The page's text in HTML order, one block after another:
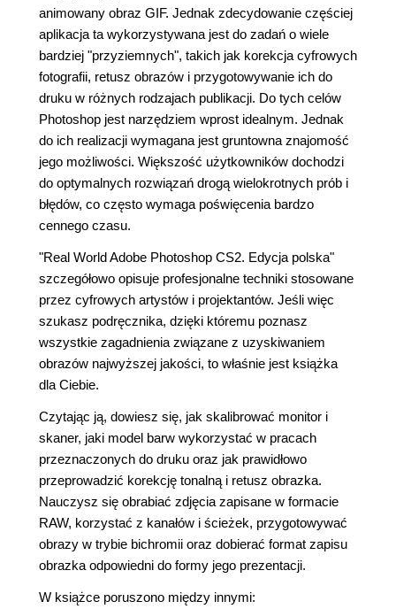
animowany obraz GIF. Jednak zdecydowanie częściej
aplikacja ta wykorzystywana jest do zadań o wiele
bardziej "przyziemnych", takich jak korekcja cyfrowych
fotografii, retusz obrazów i przygotowywanie ich do
druku w różnych rodzajach publikacji. Do tych celów
Photoshop jest narzędziem wprost idealnym. Jednak
do ich realizacji wymagana jest gruntowna znajomość
jego możliwości. Większość użytkowników dochodzi
do optymalnych rozwiązań drogą wielokrotnych prób i
błędów, co często wymaga poświęcenia bardzo
cennego czasu.
"Real World Adobe Photoshop CS2. Edycja polska"
szczegółowo opisuje profesjonalne techniki stosowane
przez cyfrowych artystów i projektantów. Jeśli więc
szukasz podręcznika, dzięki któremu poznasz
wszystkie zagadnienia związane z uzyskiwaniem
obrazów najwyższej jakości, to właśnie jest książka
dla Ciebie.
Czytając ją, dowiesz się, jak skalibrować monitor i
skaner, jaki model barw wykorzystać w pracach
przeznaczonych do druku oraz jak prawidłowo
przeprowadzić korekcję tonalną i retusz obrazka.
Nauczysz się obrabiać zdjęcia zapisane w formacie
RAW, korzystać z kanałów i ścieżek, przygotowywać
obrazy w trybie bichromii oraz dobierać format zapisu
obrazka odpowiedni do formy jego prezentacji.
W książce poruszono między innymi: